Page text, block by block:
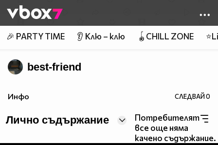
👾
🎉 PARTY TIME 👂 Клю – клю 🪀CHILL ZONE
best-friend
Инфо СЛЕДВАЙ0
Лично съдържание
Потребителят
все още няма
качено съдържание.